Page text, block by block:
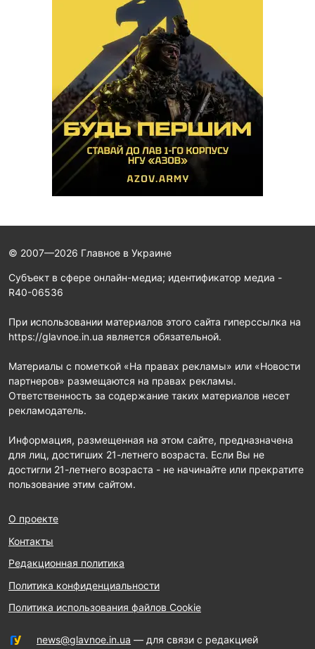
© 2007—2026 Главное в Украине
Субъект в сфере онлайн-медиа; идентификатор медиа -
R40-06536
При использовании материалов этого сайта гиперссылка на
https://glavnoe.in.ua является обязательной.
Материалы с пометкой «На правах рекламы» или «Новости
партнеров» размещаются на правах рекламы.
Ответственность за содержание таких материалов несет
рекламодатель.
Информация, размещенная на этом сайте, предназначена
для лиц, достигших 21-летнего возраста. Если Вы не
достигли 21-летнего возраста - не начинайте или прекратите
пользование этим сайтом.
О проекте
Контакты
Редакционная политика
Политика конфиденциальности
Политика использования файлов Cookie
news@glavnoe.in.ua — для связи с редакцией